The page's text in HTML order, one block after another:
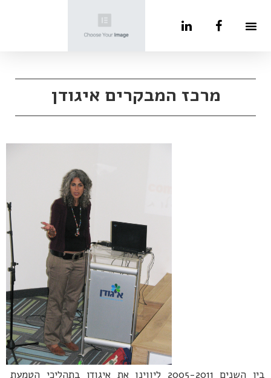
מרכז המבקרים איגודן
בין השנים 2005-2011 ליווינו את איגודן בתהליכי הטמעת